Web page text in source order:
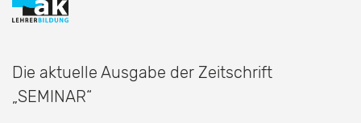
Die aktuelle Ausgabe der Zeitschrift
„SEMINAR“